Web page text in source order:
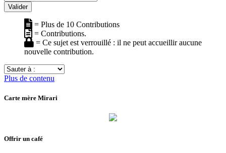
Valider
= Plus de 10 Contributions
= Contributions.
= Ce sujet est verrouillé : il ne peut accueillir aucune
nouvelle contribution.
Sauter
à
Plus de contenu
Carte mère Mirari
Offrir un café